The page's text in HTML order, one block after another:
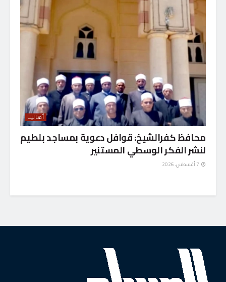
أهالينا
محافظ كفرالشيخ: قوافل دعوية بمساجد بلطيم
لنشر الفكر الوسطي المستنير